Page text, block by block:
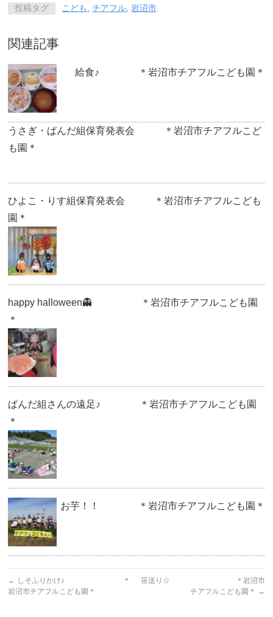
投稿タグ こども ,チアフル ,岩沼市
関連記事
給食♪ ＊岩沼市チアフルこども園＊
うさぎ・ぱんだ組保育発表会 ＊岩沼市チアフルこど
も園＊
ひよこ・りす組保育発表会 ＊岩沼市チアフルこども
園＊
happy halloween👻 ＊岩沼市チアフルこども園
＊
ぱんだ組さんの遠足♪ ＊岩沼市チアフルこども園
＊
お芋！！ ＊岩沼市チアフルこども園＊
← しそふりかけ♪ ＊
岩沼市チアフルこども園＊
笹送り☆ ＊岩沼市
チアフルこども園＊
→